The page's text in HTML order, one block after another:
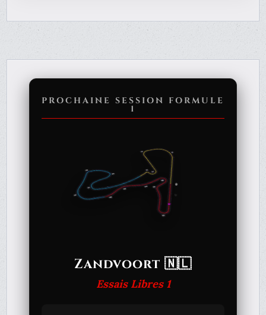
PROCHAINE SESSION FORMULE
1
Zandvoort 🇳🇱
Essais Libres 1